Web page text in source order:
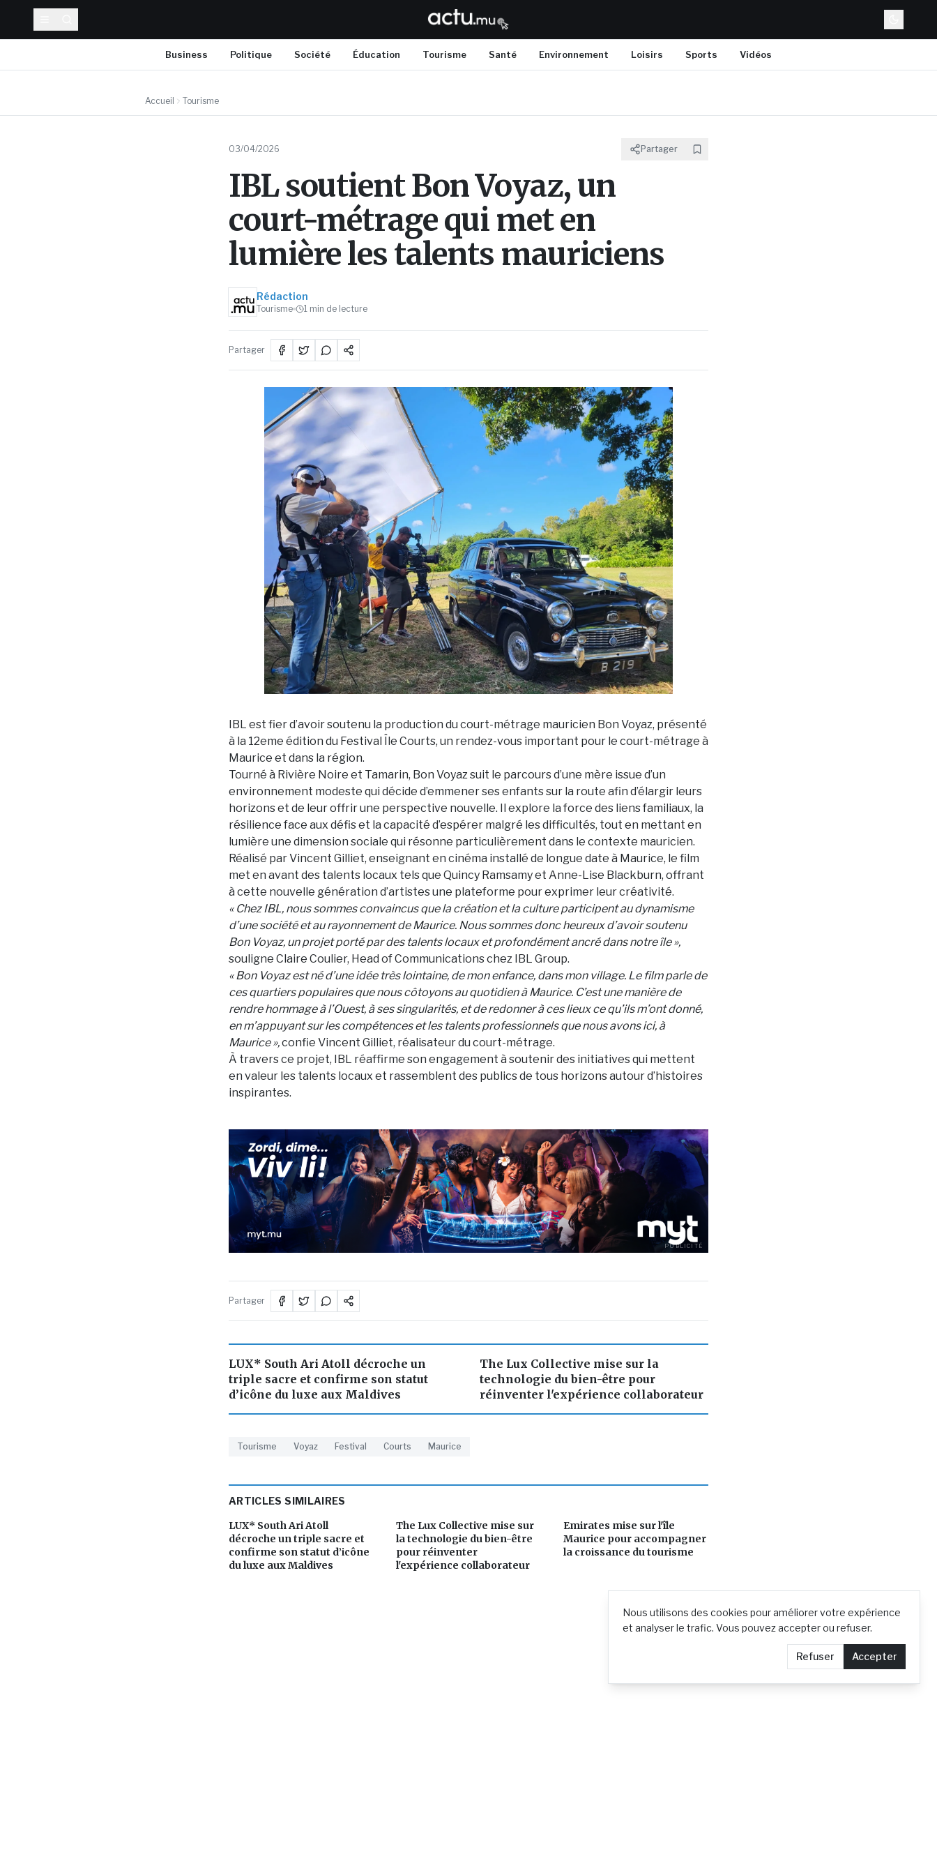
Business Politique Société Éducation Tourisme Santé Environnement Loisirs Sports Vidéos
Nous utilisons des cookies pour améliorer votre expérience
et analyser le trafic. Vous pouvez accepter ou refuser.
Refuser Accepter
Accueil Tourisme
03/04/2026 Partager
IBL soutient Bon Voyaz, un
court-métrage qui met en
lumière les talents mauriciens
Rédaction
Tourisme 1 min de lecture
Partager
IBL est fier d’avoir soutenu la production du court-métrage mauricien Bon Voyaz, présenté
à la 12eme édition du Festival Île Courts, un rendez-vous important pour le court-métrage à
Maurice et dans la région.
Tourné à Rivière Noire et Tamarin, Bon Voyaz suit le parcours d’une mère issue d’un
environnement modeste qui décide d’emmener ses enfants sur la route afin d’élargir leurs
horizons et de leur offrir une perspective nouvelle. Il explore la force des liens familiaux, la
résilience face aux défis et la capacité d’espérer malgré les difficultés, tout en mettant en
lumière une dimension sociale qui résonne particulièrement dans le contexte mauricien.
Réalisé par Vincent Gilliet, enseignant en cinéma installé de longue date à Maurice, le film
met en avant des talents locaux tels que Quincy Ramsamy et Anne-Lise Blackburn, offrant
à cette nouvelle génération d’artistes une plateforme pour exprimer leur créativité.
« Chez IBL, nous sommes convaincus que la création et la culture participent au dynamisme
d’une société et au rayonnement de Maurice. Nous sommes donc heureux d’avoir soutenu
Bon Voyaz, un projet porté par des talents locaux et profondément ancré dans notre île »,
souligne Claire Coulier, Head of Communications chez IBL Group.
« Bon Voyaz est né d’une idée très lointaine, de mon enfance, dans mon village. Le film parle de
ces quartiers populaires que nous côtoyons au quotidien à Maurice. C’est une manière de
rendre hommage à l’Ouest, à ses singularités, et de redonner à ces lieux ce qu’ils m’ont donné,
en m’appuyant sur les compétences et les talents professionnels que nous avons ici, à
Maurice »,confie Vincent Gilliet, réalisateur du court-métrage.
À travers ce projet, IBL réaffirme son engagement à soutenir des initiatives qui mettent
en valeur les talents locaux et rassemblent des publics de tous horizons autour d’histoires
inspirantes.
PUBLICITÉ
Partager
LUX* South Ari Atoll décroche un
triple sacre et confirme son statut
d’icône du luxe aux Maldives
The Lux Collective mise sur la
technologie du bien-être pour
réinventer l'expérience collaborateur
Tourisme Voyaz Festival Courts Maurice
ARTICLES SIMILAIRES
LUX* South Ari Atoll
décroche un triple sacre et
confirme son statut d’icône
du luxe aux Maldives
The Lux Collective mise sur
la technologie du bien-être
pour réinventer
l'expérience collaborateur
Emirates mise sur l'île
Maurice pour accompagner
la croissance du tourisme